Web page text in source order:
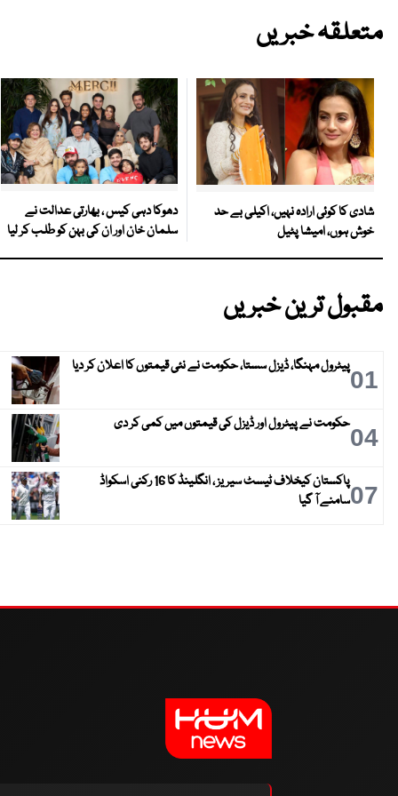
متعلقہ خبریں
شادی کا کوئی ارادہ نہیں، اکیلی بے حد
خوش ہوں، امیشا پٹیل
دھوکا دہی کیس ، بھارتی عدالت نے
سلمان خان اور ان کی بہن کو طلب کر لیا
مقبول ترین خبریں
01پیٹرول مہنگا، ڈیزل سستا، حکومت نے نئی قیمتوں کا اعلان کر دیا
04حکومت نے پیٹرول اور ڈیزل کی قیمتوں میں کمی کر دی
07
پاکستان کیخلاف ٹیسٹ سیریز ، انگلینڈ کا 16 رکنی اسکواڈ
سامنے آ گیا